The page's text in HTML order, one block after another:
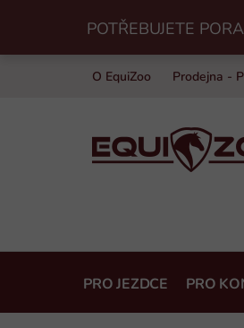
obsah
POTŘEBUJETE
O EquiZoo Prodejna -
PRO JEZDCE PRO